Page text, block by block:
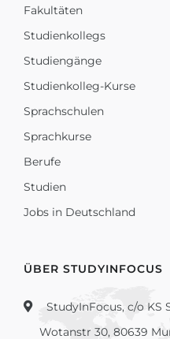
Fakultäten
Studienkollegs
Studiengänge
Studienkolleg-Kurse
Sprachschulen
Sprachkurse
Berufe
Studien
Jobs in Deutschland
ÜBER STUDYINFOCUS
StudyInFocus, c/o KS
Wotanstr 30, 80639